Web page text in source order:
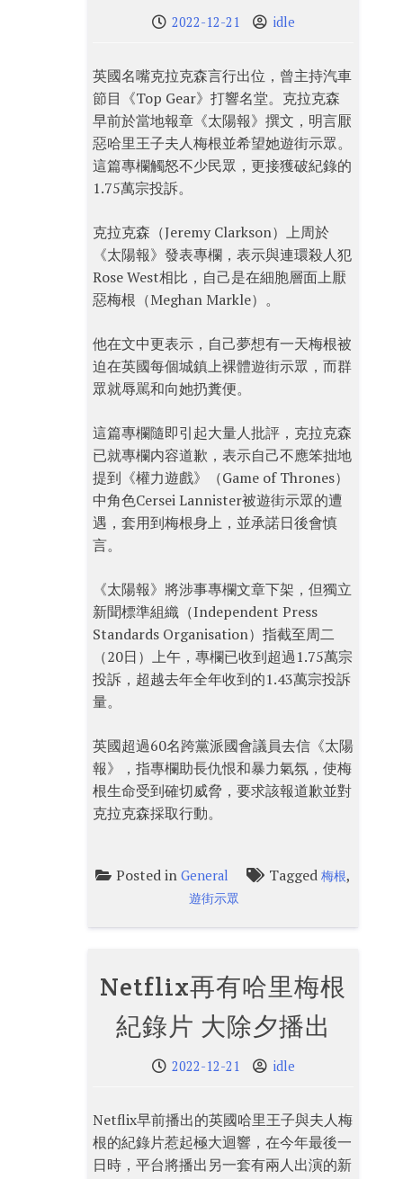
2022-12-21 idle
英國名嘴克拉克森言行出位，曾主持汽車
節目《Top Gear》打響名堂。克拉克森
早前於當地報章《太陽報》撰文，明言厭
惡哈里王子夫人梅根並希望她遊街示眾。
這篇專欄觸怒不少民眾，更接獲破紀錄的
1.75萬宗投訴。
克拉克森（Jeremy Clarkson）上周於
《太陽報》發表專欄，表示與連環殺人犯
Rose West相比，自己是在細胞層面上厭
惡梅根（Meghan Markle）。
他在文中更表示，自己夢想有一天梅根被
迫在英國每個城鎮上裸體遊街示眾，而群
眾就辱駡和向她扔糞便。
這篇專欄隨即引起大量人批評，克拉克森
已就專欄内容道歉，表示自己不應笨拙地
提到《權力遊戲》（Game of Thrones）
中角色Cersei Lannister被遊街示眾的遭
遇，套用到梅根身上，並承諾日後會慎
言。
《太陽報》將涉事專欄文章下架，但獨立
新聞標準組織（Independent Press
Standards Organisation）指截至周二
（20日）上午，專欄已收到超過1.75萬宗
投訴，超越去年全年收到的1.43萬宗投訴
量。
英國超過60名跨黨派國會議員去信《太陽
報》，指專欄助長仇恨和暴力氣氛，使梅
根生命受到確切威脅，要求該報道歉並對
克拉克森採取行動。
Posted inGeneral Tagged梅根,
遊街示眾
Netflix再有哈里梅根
紀錄片 大除夕播出
2022-12-21 idle
Netflix早前播出的英國哈里王子與夫人梅
根的紀錄片惹起極大迴響，在今年最後一
日時，平台將播出另一套有兩人出演的新